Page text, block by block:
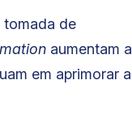
tomada de
aumentam a
em aprimorar a